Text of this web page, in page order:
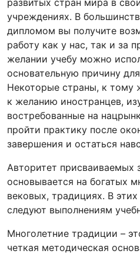
учреждениях. В
дипломом вы получите
работу как у нас, так и за
желании учебу можно
основательную причину
Некоторые страны, к тому
к желанию иностранцев,
востребованные на
пройти практику после
завершения и остаться
Авторитет присваиваемых
основывается на богатых
вековых, традициях. В
следуют выполнениям
Многолетние традиции –
четкая методическая